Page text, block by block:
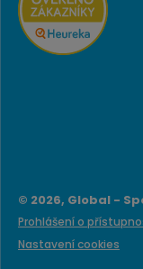
© 2026, Global -
Prohlášení o
Nastavení cookies